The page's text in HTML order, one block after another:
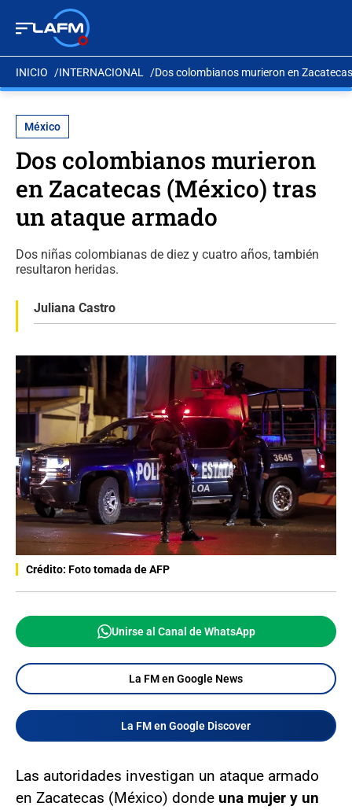
INICIO INTERNACIONAL Dos colombianos murieron en
México
Dos colombianos murieron
en Zacatecas (México) tras
un ataque armado
Dos niñas colombianas de diez y cuatro años, también
resultaron heridas.
Juliana Castro
Crédito: Foto tomada de AFP
Unirse al Canal de WhatsApp
La FM en Google News
La FM en Google Discover
Las autoridades investigan un ataque armado
en Zacatecas (México) donde una mujer y un